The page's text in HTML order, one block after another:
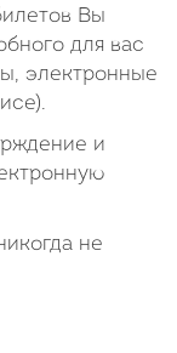
Вы
для вас
электронные
и
не